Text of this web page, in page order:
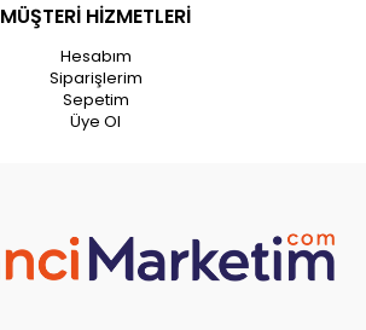
MÜŞTERİ HİZMETLERİ
Hesabım
Siparişlerim
Sepetim
Üye Ol